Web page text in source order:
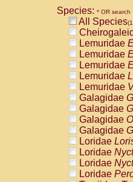
Cebidae
Cebidae
Cebidae
Cebidae
Cebidae
Atelidae
Atelidae
Atelidae
Atelidae
Atelidae
Atelidae
Atelidae
Atelidae
Atelidae
Atelidae
Pitheciidae
Species: * OR search
All Species
Lemuridae
Lemuridae
Lemuridae
Lemuridae
Lemuridae
Galagidae
Galagidae
Galagidae
Galagidae
Loridae
Loridae
Loridae
Loridae